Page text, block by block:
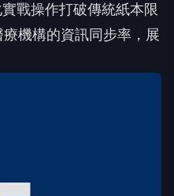
戰操作打破傳統紙本限
機構的資訊同步率，展